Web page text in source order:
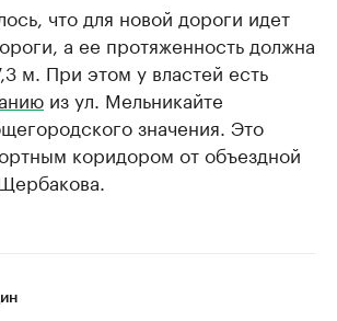
что для новой дороги идет
а ее протяженность должна
м. При этом у властей есть
из ул. Мельникайте
значения. Это
коридором от объездной